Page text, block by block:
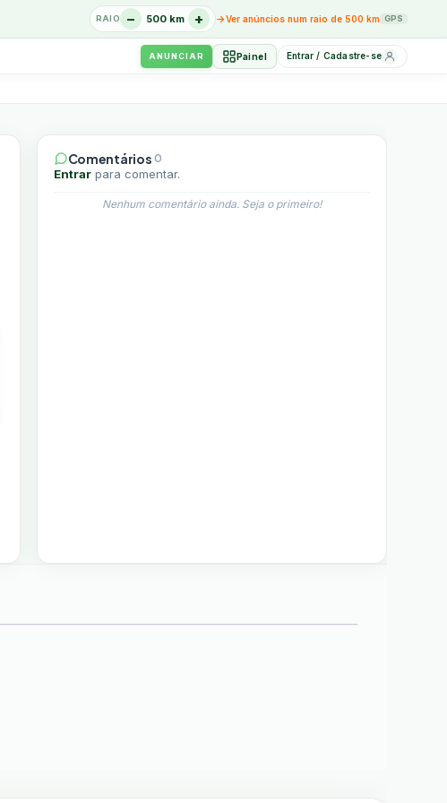
RAIO − 500 km + →Ver anúncios num raio de 500 km GPS
ANUNCIAR Painel Entrar / Cadastre-se
Comentários 0
Entrarpara comentar.
Nenhum comentário ainda. Seja o primeiro!